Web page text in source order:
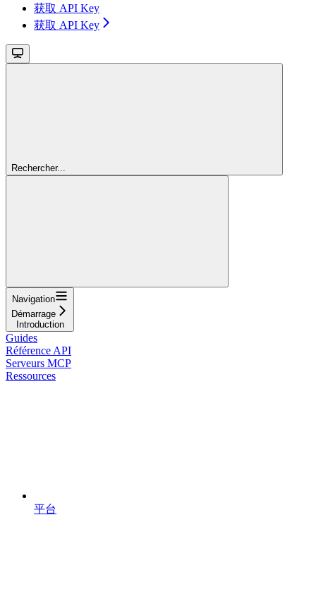
获取 API Key
获取 API Key
Rechercher...
Navigation
Démarrage
Introduction
Guides
Référence API
Serveurs MCP
Ressources
平台